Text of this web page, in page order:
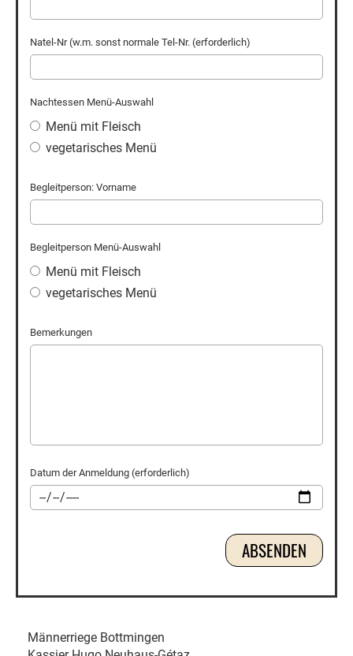
Natel-Nr (w.m. sonst normale Tel-Nr. (erforderlich)
Nachtessen Menü-Auswahl
Menü mit Fleisch
vegetarisches Menü
Begleitperson: Vorname
Begleitperson Menü-Auswahl
Menü mit Fleisch
vegetarisches Menü
Bemerkungen
Datum der Anmeldung (erforderlich)
Männerriege Bottmingen